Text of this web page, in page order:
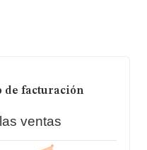
de facturación
ventas